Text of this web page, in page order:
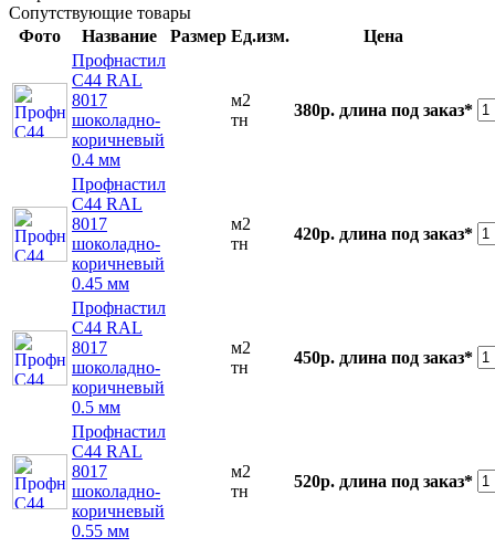
Сопутствующие товары
Фото
Название Размер Ед.изм.
Цена
Профнастил
С44 RAL
8017
шоколадно-
коричневый
0.4 мм
м2
тн
380р. длина под заказ*
Профнастил
С44 RAL
8017
шоколадно-
коричневый
0.45 мм
м2
тн
420р. длина под заказ*
Профнастил
С44 RAL
8017
шоколадно-
коричневый
0.5 мм
м2
тн
450р. длина под заказ*
Профнастил
С44 RAL
8017
шоколадно-
коричневый
0.55 мм
м2
тн
520р. длина под заказ*